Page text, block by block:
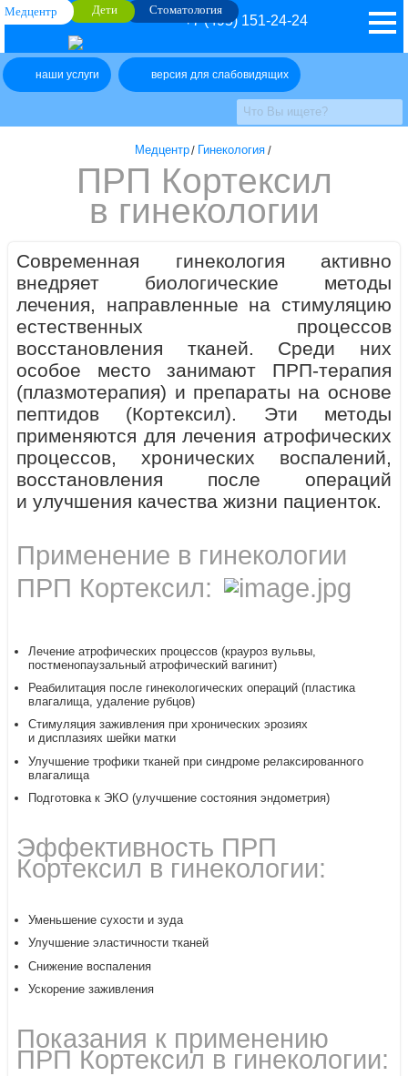
Медцентр Дети Стоматология
+7 (495) 151-24-24
наши услуги версия для слабовидящих
Медцентр/ Гинекология /
ПРП Кортексил
в гинекологии
Современная гинекология активно
внедряет биологические методы
лечения, направленные на стимуляцию
естественных процессов
восстановления тканей. Среди них
особое место занимают ПРП-терапия
(плазмотерапия) и препараты на основе
пептидов (Кортексил). Эти методы
применяются для лечения атрофических
процессов, хронических воспалений,
восстановления после операций
и улучшения качества жизни пациенток.
Применение в гинекологии
ПРП Кортексил:
Лечение атрофических процессов (крауроз вульвы,
постменопаузальный атрофический вагинит)
Реабилитация после гинекологических операций (пластика
влагалища, удаление рубцов)
Стимуляция заживления при хронических эрозиях
и дисплазиях шейки матки
Улучшение трофики тканей при синдроме релаксированного
влагалища
Подготовка к ЭКО (улучшение состояния эндометрия)
Эффективность ПРП
Кортексил в гинекологии:
Уменьшение сухости и зуда
Улучшение эластичности тканей
Снижение воспаления
Ускорение заживления
Показания к применению
ПРП Кортексил в гинекологии: